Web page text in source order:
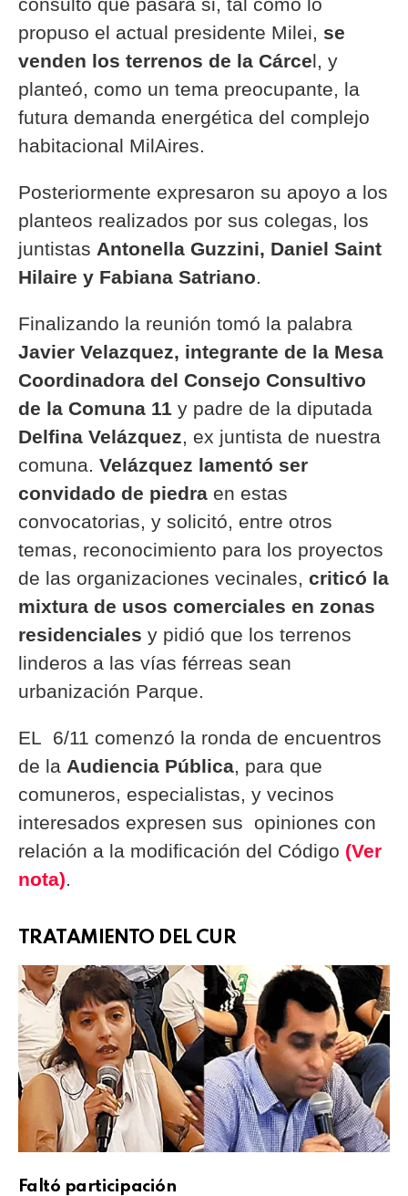
consultó qué pasará si, tal como lo
propuso el actual presidente Milei, se
venden los terrenos de la Cárcel, y
planteó, como un tema preocupante, la
futura demanda energética del complejo
habitacional MilAires.
Posteriormente expresaron su apoyo a los
planteos realizados por sus colegas, los
juntistas Antonella Guzzini, Daniel Saint
Hilaire y Fabiana Satriano.
Finalizando la reunión tomó la palabra
Javier Velazquez, integrante de la Mesa
Coordinadora del Consejo Consultivo
de la Comuna 11 y padre de la diputada
Delfina Velázquez, ex juntista de nuestra
comuna. Velázquez lamentó ser
convidado de piedra en estas
convocatorias, y solicitó, entre otros
temas, reconocimiento para los proyectos
de las organizaciones vecinales, criticó la
mixtura de usos comerciales en zonas
residenciales y pidió que los terrenos
linderos a las vías férreas sean
urbanización Parque.
EL 6/11 comenzó la ronda de encuentros
de la Audiencia Pública, para que
comuneros, especialistas, y vecinos
interesados expresen sus opiniones con
relación a la modificación del Código (Ver
nota).
TRATAMIENTO DEL CUR
Faltó participación